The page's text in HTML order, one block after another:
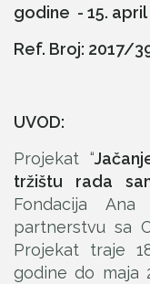
godine - 15. april
Ref. Broj: 2017/
UVOD:
Projekat “
tržištu rada
Fondacija
partnerstvu sa
Projekat traje
godine do maja